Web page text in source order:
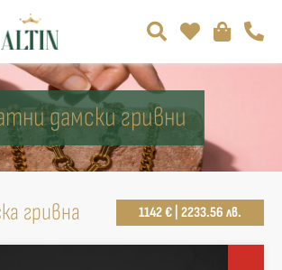
дамски гривни
гривна 1142 € | 2233.56 лв.